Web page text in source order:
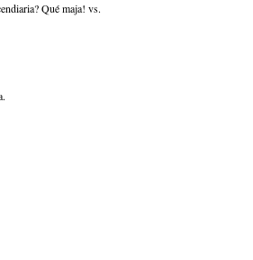
Qué maja! vs.